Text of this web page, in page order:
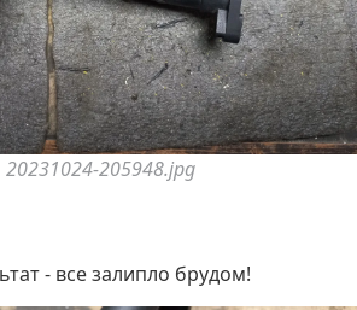
20231024-205948.jpg
- все залипло брудом!